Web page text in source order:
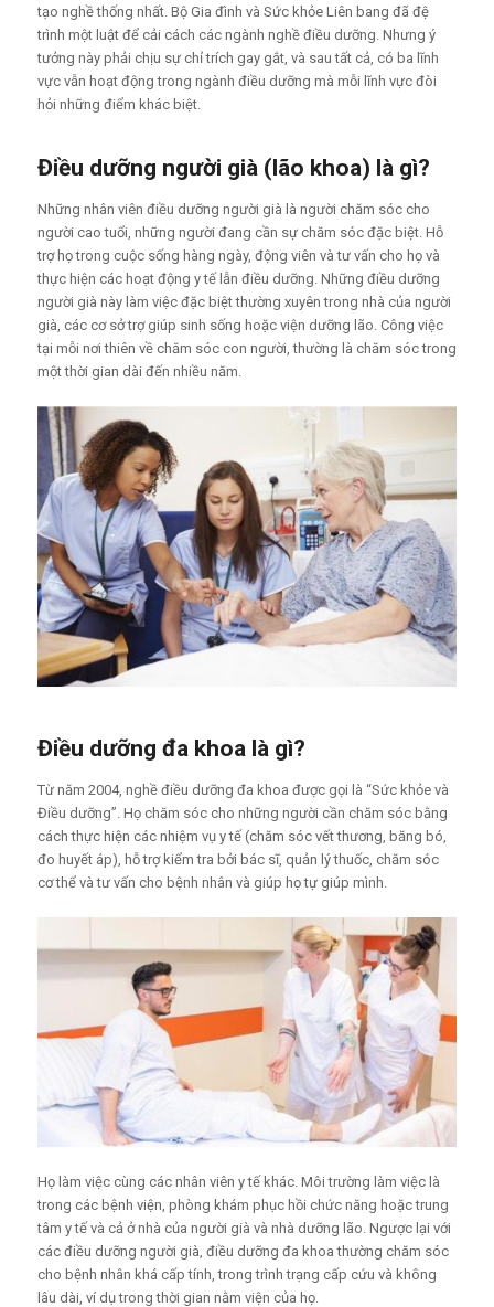
tạo nghề thống nhất. Bộ Gia đình và Sức khỏe Liên bang đã đệ
trình một luật để cải cách các ngành nghề điều dưỡng. Nhưng ý
tưởng này phải chịu sự chỉ trích gay gắt, và sau tất cả, có ba lĩnh
vực vẫn hoạt động trong ngành điều dưỡng mà mỗi lĩnh vực đòi
hỏi những điểm khác biệt.
Điều dưỡng người già (lão khoa) là gì?
Những nhân viên điều dưỡng người già là người chăm sóc cho
người cao tuổi, những người đang cần sự chăm sóc đặc biệt. Hỗ
trợ họ trong cuộc sống hàng ngày, động viên và tư vấn cho họ và
thực hiện các hoạt động y tế lẫn điều dưỡng. Những điều dưỡng
người già này làm việc đặc biệt thường xuyên trong nhà của người
già, các cơ sở trợ giúp sinh sống hoặc viện dưỡng lão. Công việc
tại mỗi nơi thiên về chăm sóc con người, thường là chăm sóc trong
một thời gian dài đến nhiều năm.
Điều dưỡng đa khoa là gì?
Từ năm 2004, nghề điều dưỡng đa khoa được gọi là “Sức khỏe và
Điều dưỡng”. Họ chăm sóc cho những người cần chăm sóc bằng
cách thực hiện các nhiệm vụ y tế (chăm sóc vết thương, băng bó,
đo huyết áp), hỗ trợ kiểm tra bởi bác sĩ, quản lý thuốc, chăm sóc
cơ thể và tư vấn cho bệnh nhân và giúp họ tự giúp mình.
Họ làm việc cùng các nhân viên y tế khác. Môi trường làm việc là
trong các bệnh viện, phòng khám phục hồi chức năng hoặc trung
tâm y tế và cả ở nhà của người già và nhà dưỡng lão. Ngược lại với
các điều dưỡng người già, điều dưỡng đa khoa thường chăm sóc
cho bệnh nhân khá cấp tính, trong trình trạng cấp cứu và không
lâu dài, ví dụ trong thời gian nằm viện của họ.